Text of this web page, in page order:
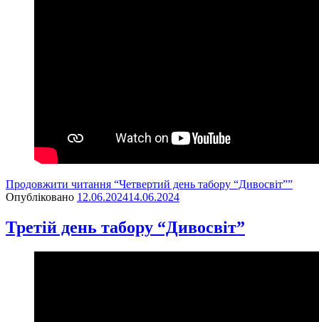
Продовжити читання “Четвертий день табору “Дивосвіт””
Опубліковано 12.06.202414.06.2024
Третій день табору “Дивосвіт”